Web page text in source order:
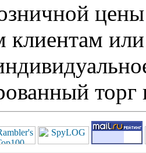
клиентам
торг